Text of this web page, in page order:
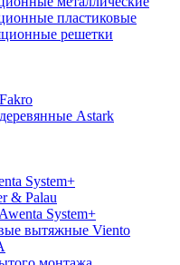
пластиковые
решетки
Astark
System+
& Palau
System+
вытяжные Viento